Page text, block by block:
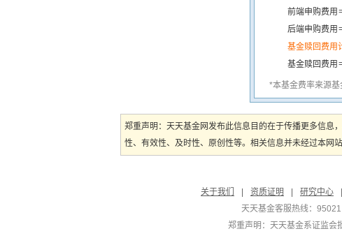
前端申购费用
后端申购费用
基金赎回费用
基金赎回费用
*本基金费率来源基
郑重声明：天天基金网发布此信息目的在于传播更多信息
性、有效性、及时性、原创性等。相关信息并未经过本网
关于我们
资质证明 研究中心
天天基金客服热线：95021
郑重声明： 天天基金系证监会